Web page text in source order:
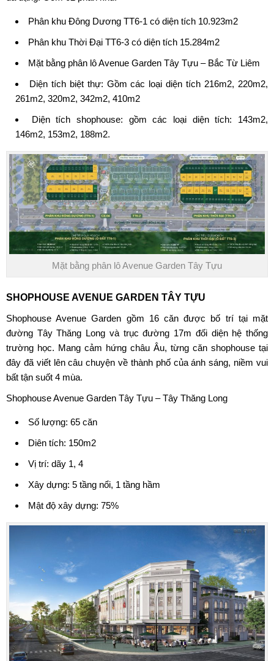
Phân khu Đông Dương TT6-1 có diện tích 10.923m2
Phân khu Thời Đại TT6-3 có diện tích 15.284m2
Mặt bằng phân lô Avenue Garden Tây Tựu – Bắc Từ Liêm
Diện tích biệt thự: Gồm các loại diện tích 216m2, 220m2,
261m2, 320m2, 342m2, 410m2
Diện tích shophouse: gồm các loại diện tích: 143m2,
146m2, 153m2, 188m2.
Mặt bằng phân lô Avenue Garden Tây Tựu
SHOPHOUSE AVENUE GARDEN TÂY TỰU
Shophouse Avenue Garden gồm 16 căn được bố trí tại mặt
đường Tây Thăng Long và trục đường 17m đối diện hệ thống
trường học. Mang cảm hứng châu Âu, từng căn shophouse tại
đây đã viết lên câu chuyện về thành phố của ánh sáng, niềm vui
bất tận suốt 4 mùa.
Shophouse Avenue Garden Tây Tựu – Tây Thăng Long
Số lượng: 65 căn
Diên tích: 150m2
Vị trí: dãy 1, 4
Xây dựng: 5 tầng nổi, 1 tầng hầm
Mật độ xây dựng: 75%